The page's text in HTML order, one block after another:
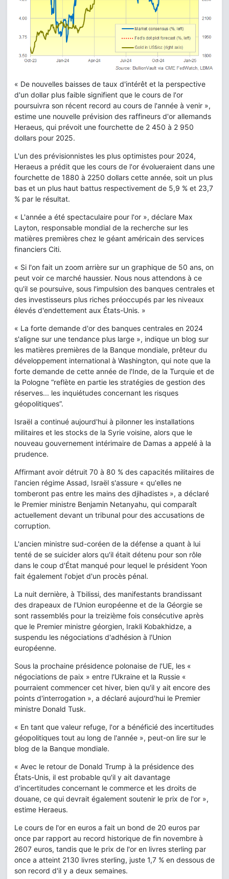
« De nouvelles baisses de taux d'intérêt et la perspective
d'un dollar plus faible signifient que le cours de l'or
poursuivra son récent record au cours de l'année à venir »,
estime une nouvelle prévision des raffineurs d'or allemands
Heraeus, qui prévoit une fourchette de 2 450 à 2 950
dollars pour 2025.
L'un des prévisionnistes les plus optimistes pour 2024,
Heraeus a prédit que les cours de l'or évolueraient dans une
fourchette de 1880 à 2250 dollars cette année, soit un plus
bas et un plus haut battus respectivement de 5,9 % et 23,7
% par le résultat.
« L'année a été spectaculaire pour l'or », déclare Max
Layton, responsable mondial de la recherche sur les
matières premières chez le géant américain des services
financiers Citi.
« Si l'on fait un zoom arrière sur un graphique de 50 ans, on
peut voir ce marché haussier. Nous nous attendons à ce
qu'il se poursuive, sous l'impulsion des banques centrales et
des investisseurs plus riches préoccupés par les niveaux
élevés d'endettement aux États-Unis. »
« La forte demande d'or des banques centrales en 2024
s'aligne sur une tendance plus large », indique un blog sur
les matières premières de la Banque mondiale, prêteur du
développement international à Washington, qui note que la
forte demande de cette année de l'Inde, de la Turquie et de
la Pologne “reflète en partie les stratégies de gestion des
réserves... les inquiétudes concernant les risques
géopolitiques”.
Israël a continué aujourd'hui à pilonner les installations
militaires et les stocks de la Syrie voisine, alors que le
nouveau gouvernement intérimaire de Damas a appelé à la
prudence.
Affirmant avoir détruit 70 à 80 % des capacités militaires de
l'ancien régime Assad, Israël s'assure « qu'elles ne
tomberont pas entre les mains des djihadistes », a déclaré
le Premier ministre Benjamin Netanyahu, qui comparaît
actuellement devant un tribunal pour des accusations de
corruption.
L'ancien ministre sud-coréen de la défense a quant à lui
tenté de se suicider alors qu'il était détenu pour son rôle
dans le coup d'État manqué pour lequel le président Yoon
fait également l'objet d'un procès pénal.
La nuit dernière, à Tbilissi, des manifestants brandissant
des drapeaux de l'Union européenne et de la Géorgie se
sont rassemblés pour la treizième fois consécutive après
que le Premier ministre géorgien, Irakli Kobakhidze, a
suspendu les négociations d'adhésion à l'Union
européenne.
Sous la prochaine présidence polonaise de l'UE, les «
négociations de paix » entre l'Ukraine et la Russie «
pourraient commencer cet hiver, bien qu'il y ait encore des
points d'interrogation », a déclaré aujourd'hui le Premier
ministre Donald Tusk.
« En tant que valeur refuge, l'or a bénéficié des incertitudes
géopolitiques tout au long de l'année », peut-on lire sur le
blog de la Banque mondiale.
« Avec le retour de Donald Trump à la présidence des
États-Unis, il est probable qu'il y ait davantage
d'incertitudes concernant le commerce et les droits de
douane, ce qui devrait également soutenir le prix de l'or »,
estime Heraeus.
Le cours de l'or en euros a fait un bond de 20 euros par
once par rapport au record historique de fin novembre à
2607 euros, tandis que le prix de l'or en livres sterling par
once a atteint 2130 livres sterling, juste 1,7 % en dessous de
son record d'il y a deux semaines.